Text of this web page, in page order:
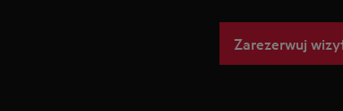
Zarezerwuj